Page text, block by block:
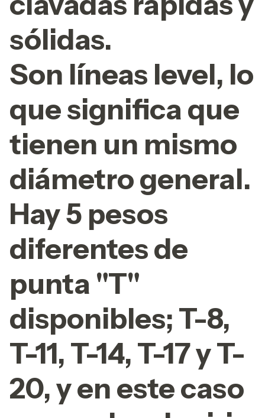
sólidas.
Son líneas level, lo
que significa que
tienen un mismo
diámetro general.
Hay 5 pesos
diferentes de
punta "T"
disponibles; T-8,
T-11, T-14, T-17 y T-
20, y en este caso